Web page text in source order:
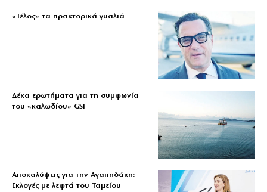
«Τέλος» τα πρακτορικά γυαλιά
Δέκα ερωτήματα για τη συμφωνία
του «καλωδίου» GSI
Αποκαλύψεις για την Αγαπηδάκη:
Εκλογές με λεφτά του Ταμείου